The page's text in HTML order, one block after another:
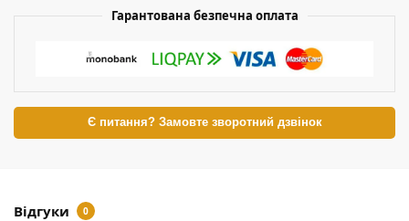
Гарантована безпечна оплата
Є питання? Замовте зворотний дзвінок
Відгуки 0